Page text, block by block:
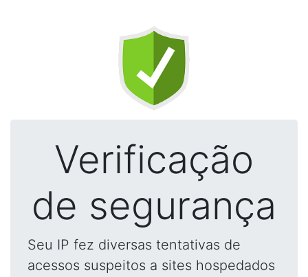
Verificação
de segurança
Seu IP fez diversas tentativas de
acessos suspeitos a sites hospedados